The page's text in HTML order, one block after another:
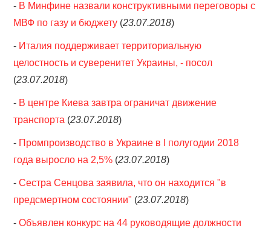
- В Минфине назвали конструктивными переговоры с
МВФ по газу и бюджету (23.07.2018)
- Италия поддерживает территориальную
целостность и суверенитет Украины, - посол
(23.07.2018)
- В центре Киева завтра ограничат движение
транспорта (23.07.2018)
- Промпроизводство в Украине в І полугодии 2018
года выросло на 2,5% (23.07.2018)
-Сестра Сенцова заявила, что он находится "в
предсмертном состоянии" (23.07.2018)
-Объявлен конкурс на 44 руководящие должности